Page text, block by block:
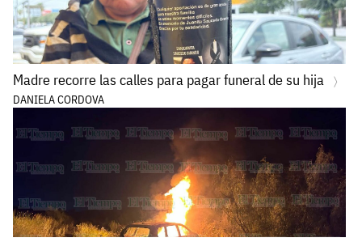
Madre recorre las calles para pagar funeral de su hija
DANIELA CORDOVA